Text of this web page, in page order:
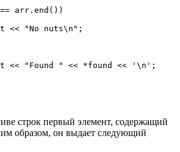
== arr .end ( ) )
<< "No nuts\n" ;
<< "Found " << *found << '\n' ;
строк первый элемент, содержащий
образом, он выдает следующий